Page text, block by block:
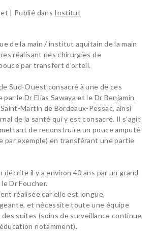
PATHOLOGIES
MAIN
INSTITUT
POST-OPÉRATOIRE
ANESTHÉSIE
BLOG SANTÉ
| Publié dans Institut
de la main / institut aquitain de la main
réalisant des chirurgies de
par transfert d’orteil.
Sud-Ouest consacré à une de ces
par le Dr Elias Sawaya et le Dr Benjamin
Saint-Martin de Bordeaux-Pessac, ainsi
de la santé qui y est consacré. Il s’agit
de reconstruire un pouce amputé
par exemple) en transférant une partie
décrite il y a environ 40 ans par un grand
Dr Foucher.
réalisée car elle est longue,
et nécessite toute une équipe
suites (soins de surveillance continue
notamment).